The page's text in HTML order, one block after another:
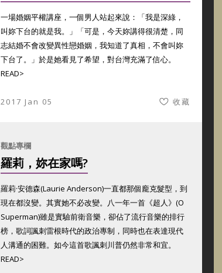
一場婚姻平權講座，一個男人站起來說：「我是深綠，
叫妳下台的就是我。」「可是，今天妳講得很清楚，同
志結婚不會改變異性戀婚姻，我知道了真相，不會叫妳
下台了。」於是她看見了希望，對台灣充滿了信心。
READ>
2017 Jan 05 收藏
觀點專欄
羅莉，妳在家嗎?
羅莉·安德森(Laurie Anderson)一直都那個龐克髮型，到
現在都沒變。其實她不必改變。八一年一首《超人》(O
Superman)雖是實驗前衛音樂，卻佔了流行音樂的排行
榜，歌詞諷刺雷根時代的政治專制，同時也在表達現代
人溝通的困難。如今這首歌諷刺川普仍然非常和宜。
READ>